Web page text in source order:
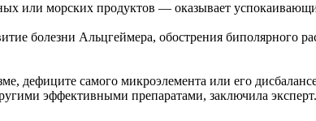
или морских продуктов — оказывает
болезни Альцгеймера, обострения биполярного
дефиците самого микроэлемента или его
эффективными препаратами, заключила эксперт.